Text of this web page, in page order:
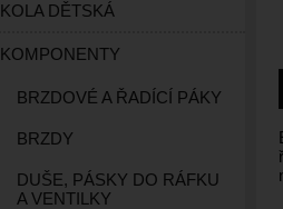
KOLA DĚTSKÁ
KOMPONENTY
BRZDOVÉ A ŘADÍCÍ PÁKY
BRZDY
DUŠE, PÁSKY DO RÁFKU
A VENTILKY